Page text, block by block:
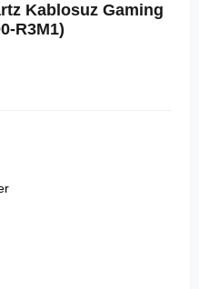
Kablosuz Gaming
R3M1)